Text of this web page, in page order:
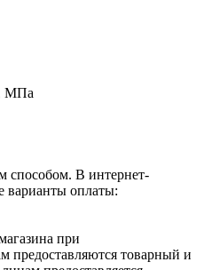
МПа
способом. В интернет-
варианты оплаты:
при
предоставляются товарный и